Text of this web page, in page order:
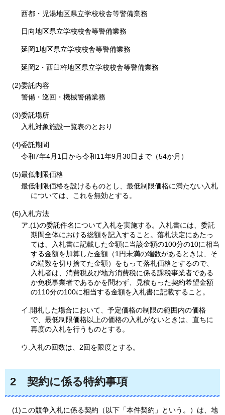
西都・児湯地区県立学校校舎等警備業務
日向地区県立学校校舎等警備業務
延岡1地区県立学校校舎等警備業務
延岡2・西臼杵地区県立学校校舎等警備業務
(2)委託内容
警備・巡回・機械警備業務
(3)委託場所
入札対象施設一覧表のとおり
(4)委託期間
令和7年4月1日から令和11年9月30日まで（54か月）
(5)最低制限価格
最低制限価格を設けるものとし、最低制限価格に満たない入札
については、これを無効とする。
(6)入札方法
ア.(1)の委託件名について入札を実施する。入札書には、委託
期間全体における総額を記入すること。落札決定にあたっ
ては、入札書に記載した金額に当該金額の100分の10に相当
する金額を加算した金額（1円未満の端数があるときは、そ
の端数を切り捨てた金額）をもって落札価格とするので、
入札者は、消費税及び地方消費税に係る課税事業者である
か免税事業者であるかを問わず、見積もった契約希望金額
の110分の100に相当する金額を入札書に記載すること。
イ.開札した場合において、予定価格の制限の範囲内の価格
で、最低制限価格以上の価格の入札がないときは、直ちに
再度の入札を行うものとする。
ウ.入札の回数は、2回を限度とする。
2 契約に係る特約事項
(1)この競争入札に係る契約（以下「本件契約」という。）は、地